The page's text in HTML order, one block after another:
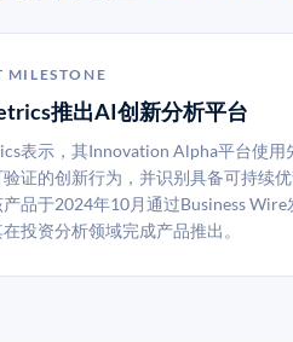
MILESTONE
推出AI创新分析平台
表示，其Innovation Alpha平台使用
证的创新行为，并识别具备可持续
品于2024年10月通过Business Wire
投资分析领域完成产品推出。